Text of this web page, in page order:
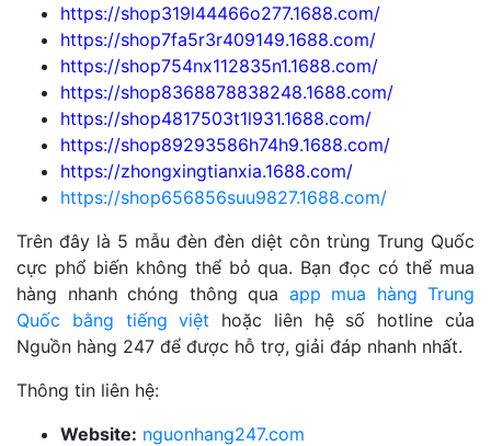
https://shop319l44466o277.1688.com/
https://shop7fa5r3r409149.1688.com/
https://shop754nx112835n1.1688.com/
https://shop8368878838248.1688.com/
https://shop4817503t1l931.1688.com/
https://shop89293586h74h9.1688.com/
https://zhongxingtianxia.1688.com/
https://shop656856suu9827.1688.com/
Trên đây là 5 mẫu đèn đèn diệt côn trùng Trung Quốc
cực phổ biến không thể bỏ qua. Bạn đọc có thể mua
hàng nhanh chóng thông qua app mua hàng Trung
Quốc bằng tiếng việt hoặc liên hệ số hotline của
Nguồn hàng 247 để được hỗ trợ, giải đáp nhanh nhất.
Thông tin liên hệ:
Website: nguonhang247.com